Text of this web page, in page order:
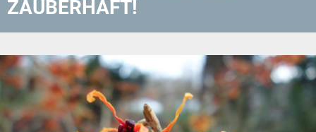
ZAUBERHAFT!